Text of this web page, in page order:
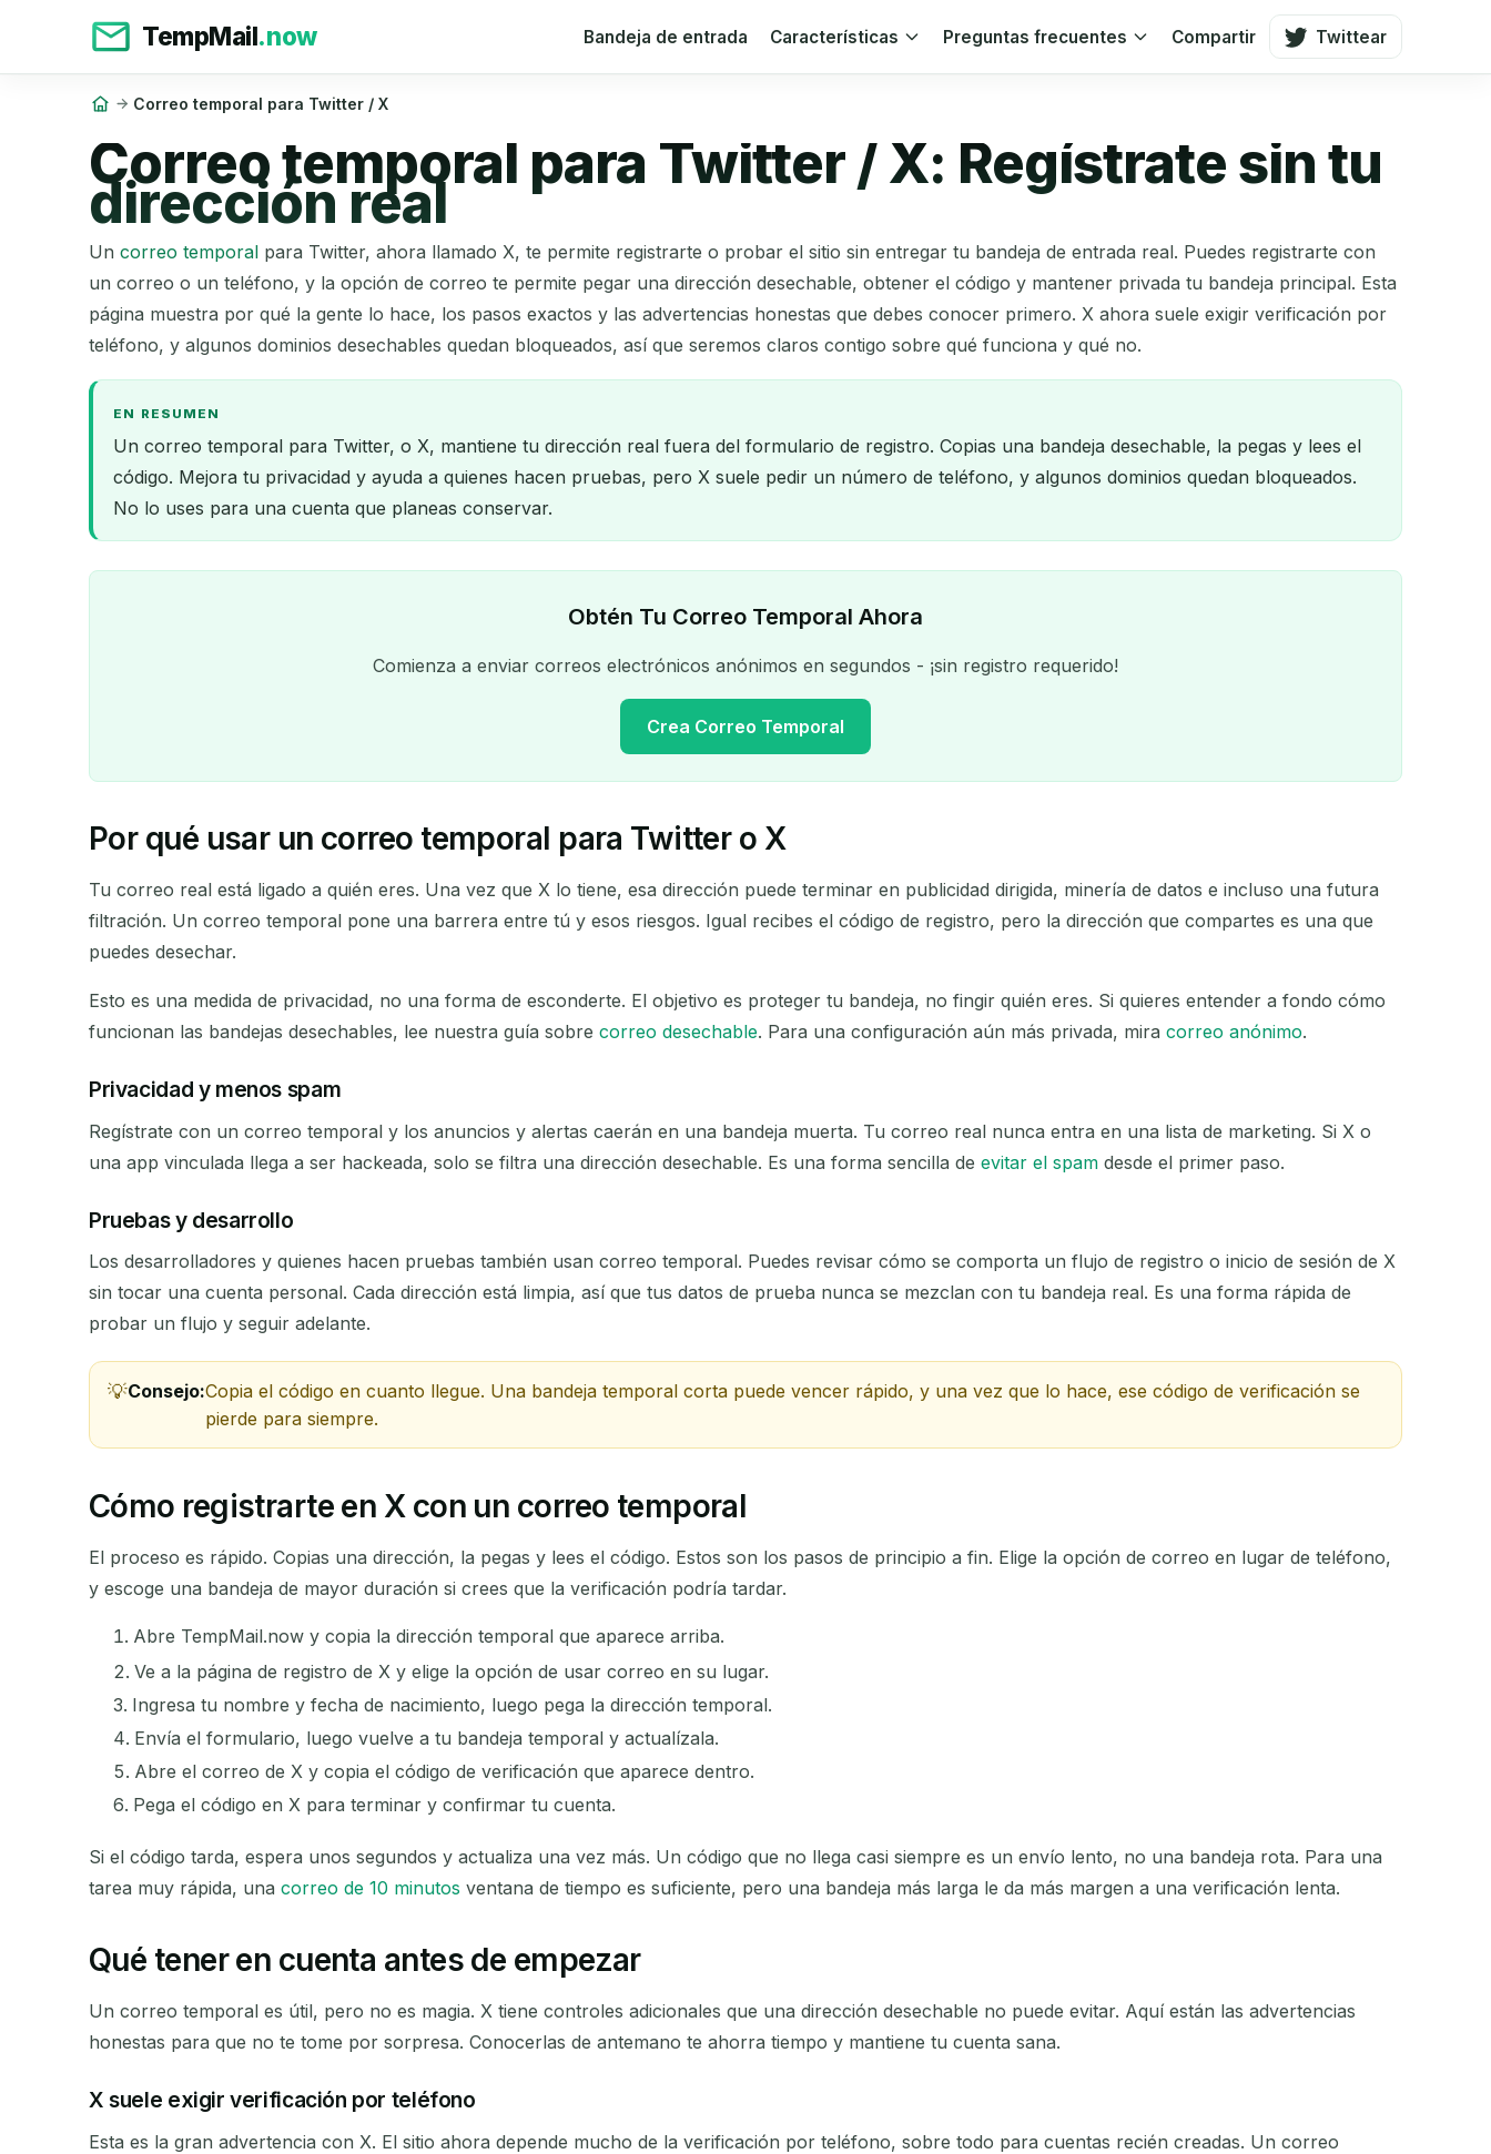
TempMail.now Bandeja de entrada Características Preguntas frecuentes Compartir Twittear
Correo temporal para Twitter / X
Correo temporal para Twitter / X: Regístrate sin tu
dirección real
Un correo temporal para Twitter, ahora llamado X, te permite registrarte o probar el sitio sin entregar tu bandeja de entrada real. Puedes registrarte con
un correo o un teléfono, y la opción de correo te permite pegar una dirección desechable, obtener el código y mantener privada tu bandeja principal. Esta
página muestra por qué la gente lo hace, los pasos exactos y las advertencias honestas que debes conocer primero. X ahora suele exigir verificación por
teléfono, y algunos dominios desechables quedan bloqueados, así que seremos claros contigo sobre qué funciona y qué no.
EN RESUMEN
Un correo temporal para Twitter, o X, mantiene tu dirección real fuera del formulario de registro. Copias una bandeja desechable, la pegas y lees el
código. Mejora tu privacidad y ayuda a quienes hacen pruebas, pero X suele pedir un número de teléfono, y algunos dominios quedan bloqueados.
No lo uses para una cuenta que planeas conservar.
Obtén Tu Correo Temporal Ahora
Comienza a enviar correos electrónicos anónimos en segundos - ¡sin registro requerido!
Crea Correo Temporal
Tu dirección de correo temporal:
Copiar QR
Eliminar seleccionados Cambiar correo Actualizar
ACCIÓN
Esperando correos entrantes...
Actualizar
Por qué usar un correo temporal para Twitter o X
Tu correo real está ligado a quién eres. Una vez que X lo tiene, esa dirección puede terminar en publicidad dirigida, minería de datos e incluso una futura
filtración. Un correo temporal pone una barrera entre tú y esos riesgos. Igual recibes el código de registro, pero la dirección que compartes es una que
puedes desechar.
Esto es una medida de privacidad, no una forma de esconderte. El objetivo es proteger tu bandeja, no fingir quién eres. Si quieres entender a fondo cómo
funcionan las bandejas desechables, lee nuestra guía sobre correo desechable. Para una configuración aún más privada, mira correo anónimo.
Privacidad y menos spam
Regístrate con un correo temporal y los anuncios y alertas caerán en una bandeja muerta. Tu correo real nunca entra en una lista de marketing. Si X o
una app vinculada llega a ser hackeada, solo se filtra una dirección desechable. Es una forma sencilla de evitar el spam desde el primer paso.
Pruebas y desarrollo
Los desarrolladores y quienes hacen pruebas también usan correo temporal. Puedes revisar cómo se comporta un flujo de registro o inicio de sesión de X
sin tocar una cuenta personal. Cada dirección está limpia, así que tus datos de prueba nunca se mezclan con tu bandeja real. Es una forma rápida de
probar un flujo y seguir adelante.
Consejo:Copia el código en cuanto llegue. Una bandeja temporal corta puede vencer rápido, y una vez que lo hace, ese código de verificación se
pierde para siempre.
Cómo registrarte en X con un correo temporal
El proceso es rápido. Copias una dirección, la pegas y lees el código. Estos son los pasos de principio a fin. Elige la opción de correo en lugar de teléfono,
y escoge una bandeja de mayor duración si crees que la verificación podría tardar.
Abre TempMail.now y copia la dirección temporal que aparece arriba.
Ve a la página de registro de X y elige la opción de usar correo en su lugar.
Ingresa tu nombre y fecha de nacimiento, luego pega la dirección temporal.
Envía el formulario, luego vuelve a tu bandeja temporal y actualízala.
Abre el correo de X y copia el código de verificación que aparece dentro.
Pega el código en X para terminar y confirmar tu cuenta.
Si el código tarda, espera unos segundos y actualiza una vez más. Un código que no llega casi siempre es un envío lento, no una bandeja rota. Para una
tarea muy rápida, una correo de 10 minutos ventana de tiempo es suficiente, pero una bandeja más larga le da más margen a una verificación lenta.
Qué tener en cuenta antes de empezar
Un correo temporal es útil, pero no es magia. X tiene controles adicionales que una dirección desechable no puede evitar. Aquí están las advertencias
honestas para que no te tome por sorpresa. Conocerlas de antemano te ahorra tiempo y mantiene tu cuenta sana.
X suele exigir verificación por teléfono
Esta es la gran advertencia con X. El sitio ahora depende mucho de la verificación por teléfono, sobre todo para cuentas recién creadas. Un correo